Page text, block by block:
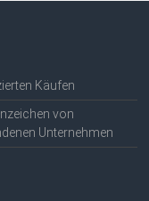
Käufen
von
Unternehmen